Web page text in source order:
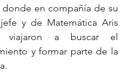
donde en compañía de su
y de Matemática Aris
viajaron a buscar el
y formar parte de la